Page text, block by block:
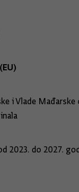
(EU)
i Vlade
do 2027.